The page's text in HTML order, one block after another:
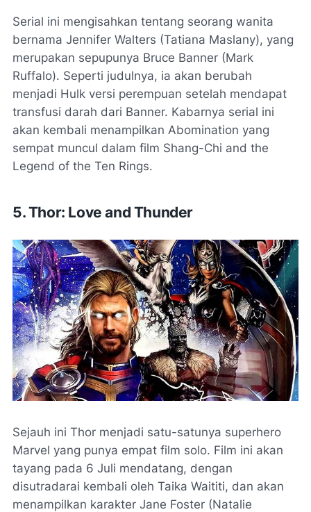
Serial ini mengisahkan tentang seorang wanita
bernama Jennifer Walters (Tatiana Maslany), yang
merupakan sepupunya Bruce Banner (Mark
Ruffalo). Seperti judulnya, ia akan berubah
menjadi Hulk versi perempuan setelah mendapat
transfusi darah dari Banner. Kabarnya serial ini
akan kembali menampilkan Abomination yang
sempat muncul dalam film Shang-Chi and the
Legend of the Ten Rings.
5. Thor: Love and Thunder
Sejauh ini Thor menjadi satu-satunya superhero
Marvel yang punya empat film solo. Film ini akan
tayang pada 6 Juli mendatang, dengan
disutradarai kembali oleh Taika Waititi, dan akan
menampilkan karakter Jane Foster (Natalie